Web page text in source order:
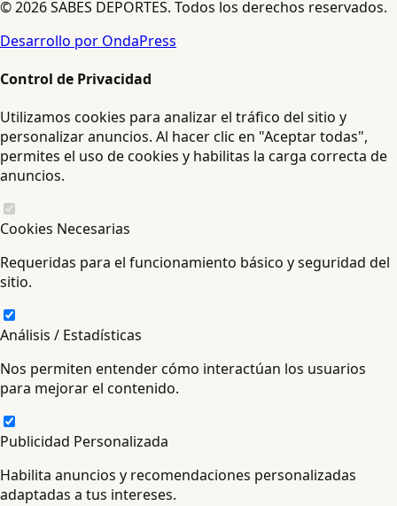
© 2026 SABES DEPORTES. Todos los derechos reservados.
Desarrollo por OndaPress
Control de Privacidad
Utilizamos cookies para analizar el tráfico del sitio y
personalizar anuncios. Al hacer clic en "Aceptar todas",
permites el uso de cookies y habilitas la carga correcta de
anuncios.
Cookies Necesarias
Requeridas para el funcionamiento básico y seguridad del
sitio.
Análisis / Estadísticas
Nos permiten entender cómo interactúan los usuarios
para mejorar el contenido.
Publicidad Personalizada
Habilita anuncios y recomendaciones personalizadas
adaptadas a tus intereses.